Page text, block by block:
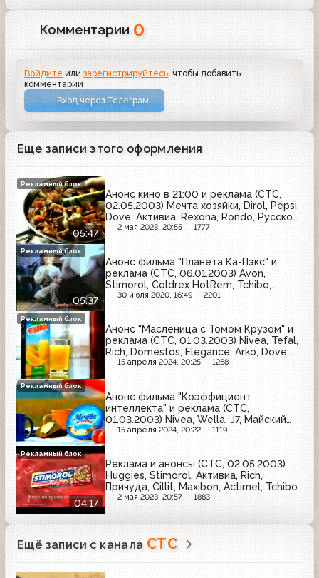
Комментарии 0
Войдите илизарегистрируйтесь , чтобы добавить
комментарий
Вход через Телеграм
Еще записи этого оформления
05:47
Анонс кино в 21:00 и реклама (СТС,
02.05.2003) Мечта хозяйки, Dirol, Pepsi,
Dove, Активиа, Rexona, Rondo, Русское
лото, Timotei, KitKat, Carlsberg, Knorr,
2 мая 2023, 20:55 1777
Рекламный блок
05:37
Анонс фильма "Планета Ка-Пэкс" и
реклама (СТС, 06.01.2003) Avon,
Stimorol, Coldrex HotRem, Tchibo,
Sunsilk, Тюнс, Упсарин Упса, J7,
30 июля 2020, 16:49 2201
Рекламный блок
Анонс "Масленица с Томом Крузом" и
реклама (СТС, 01.03.2003) Nivea, Tefal,
Rich, Domestos, Elegance, Arko, Dove,
Любимый сад, Twixels, Чемпион, Sunsilk,
15 апреля 2024, 20:25 1268
Рекламный блок
Анонс фильма "Коэффициент
интеллекта" и реклама (СТС,
01.03.2003) Nivea, Wella, J7, Майский
чай, L'Oreal, Мечта хозяйки, Домик в
Ап
15 апреля 2024, 20:22 1119
Рекламный блок
04:17
Реклама и анонсы (СТС, 02.05.2003)
Huggies, Stimorol, Активиа, Rich,
Причуда, Cillit, Maxibon, Actimel, Tchibo
2 мая 2023, 20:57 1883
Рекламный блок
Ещё записи с канала СТС